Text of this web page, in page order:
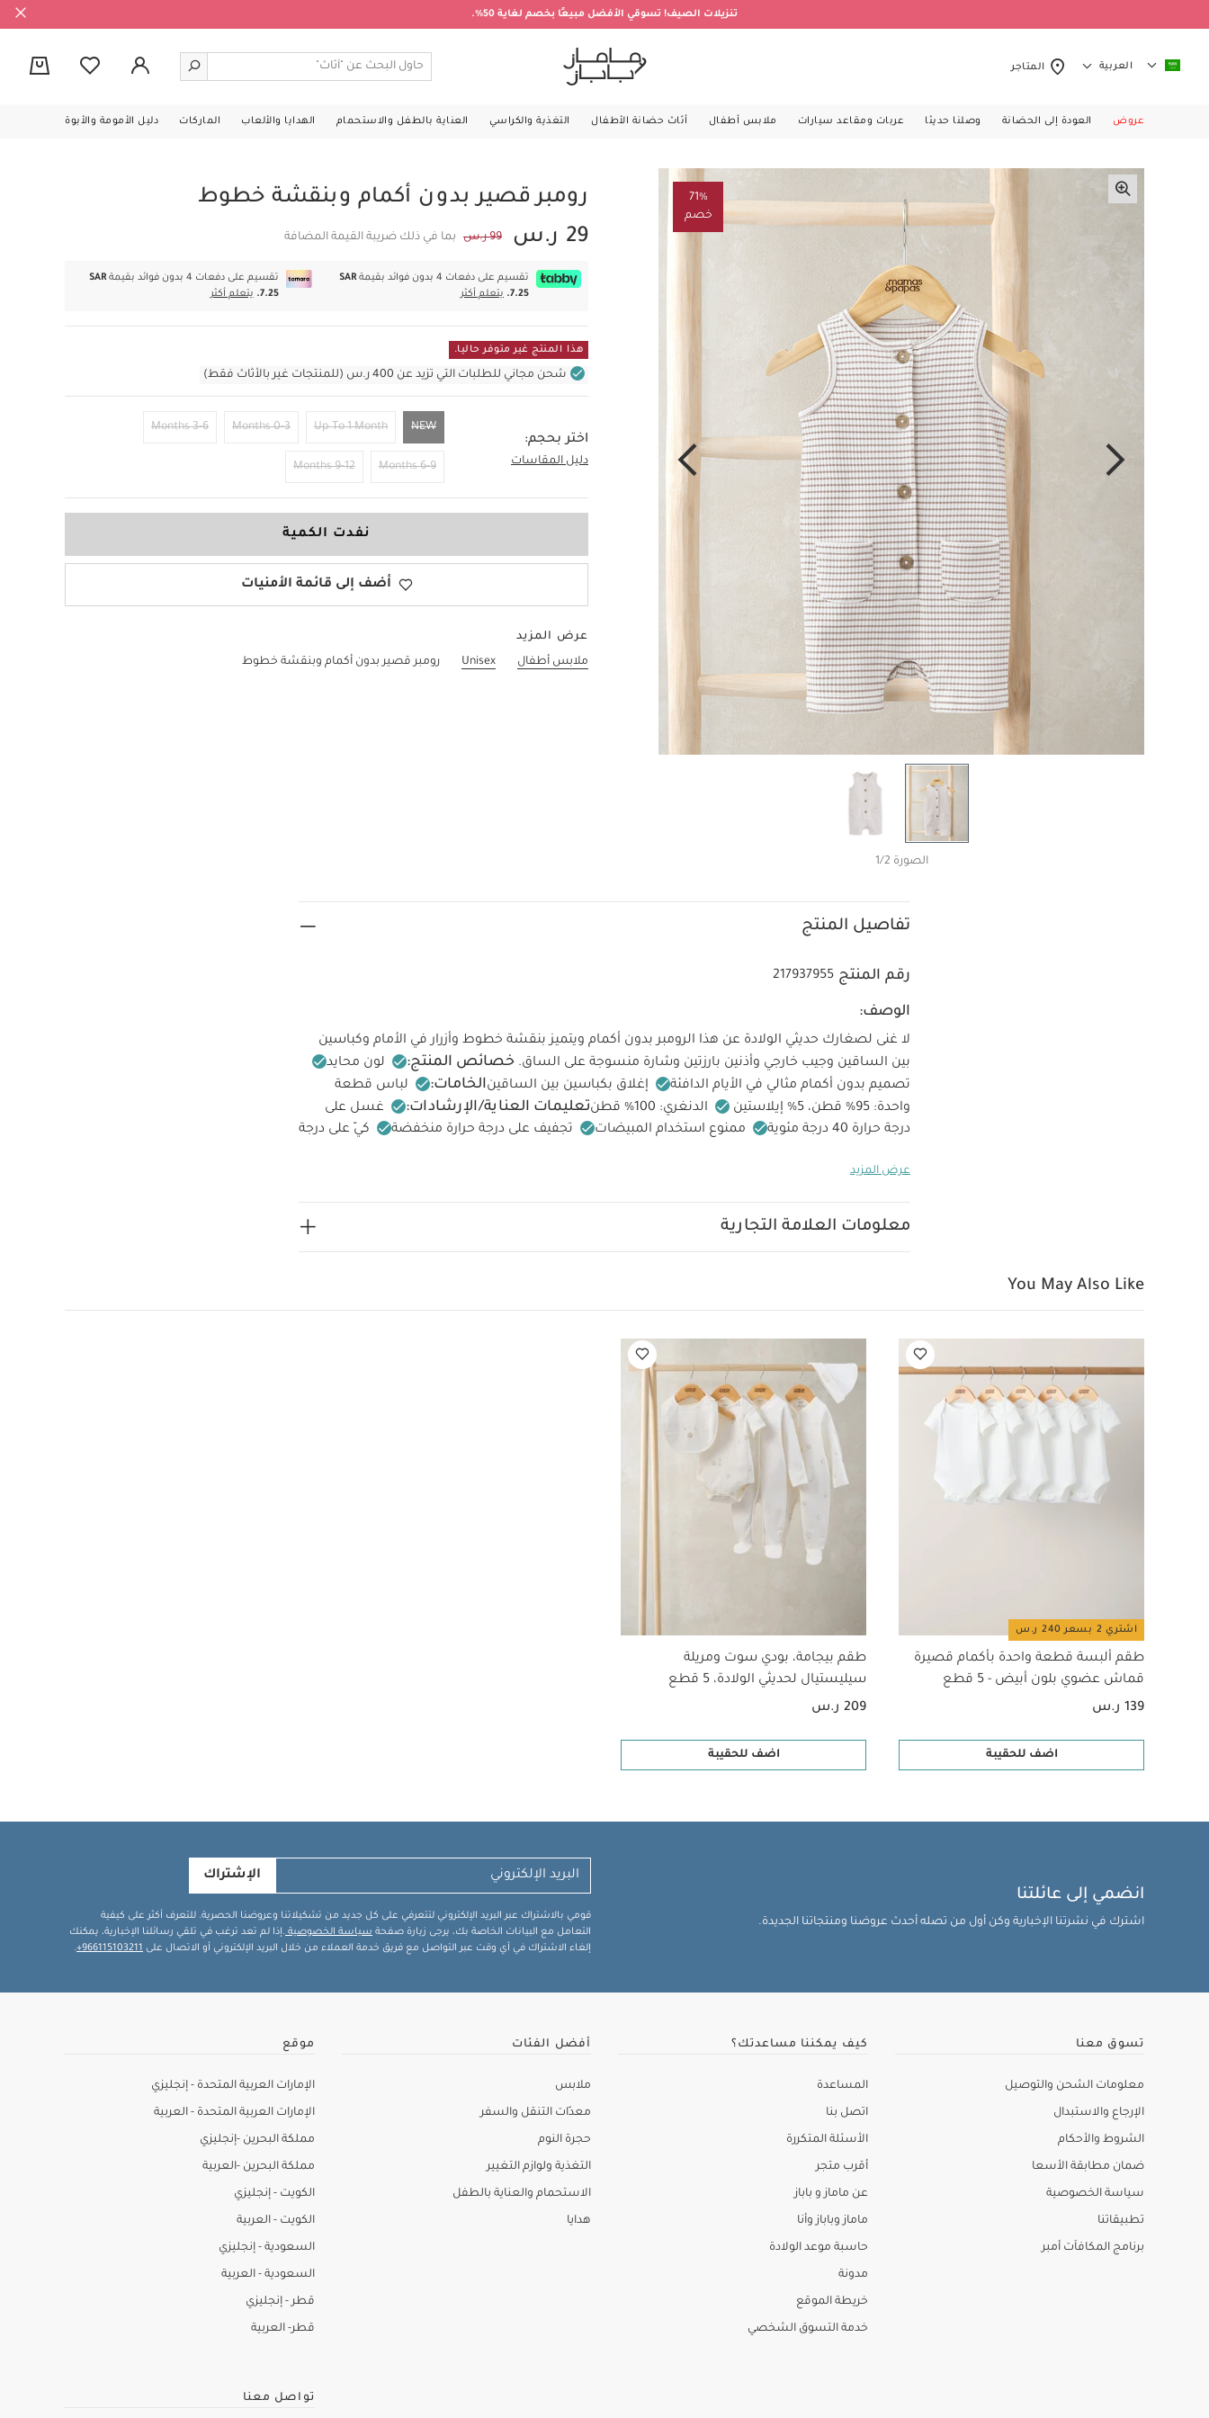
تنزيلات الصيف! تسوقي الأفضل مبيعًا بخصم لغاية 50%.
العربية المتاجر
عروض العودة إلى الحضانة وصلنا حديثا عربات ومقاعد سيارات ملابس أطفال أثاث حضانة الأطفال التغذية والكراسي العناية بالطفل والاستحمام الهدايا والألعاب الماركات دليل الأمومة والأبوة
71%
خصم
الصورة 1/2
رومبر قصير بدون أكمام وبنقشة خطوط
29 ر.س
99 ر.س بما في ذلك ضريبة القيمة المضافة
تقسيم على دفعات 4 بدون فوائد بقيمة
SAR
7.25.
يتعلم أكثر
تقسيم على دفعات 4 بدون فوائد بقيمة
SAR
7.25.
يتعلم أكثر
هذا المنتج غير متوفر حاليا.
شحن مجاني للطلبات التي تزيد عن 400 ر.س (للمنتجات غير بالأثاث فقط)
اختر بحجم:
دليل المقاسات
NEW
Up To 1 Month
0-3 Months
3-6 Months
6-9 Months
9-12 Months NEW
نفدت الكمية
أضف إلى قائمة الأمنيات
عرض المزيد
ملابس أطفال
Unisex رومبر قصير بدون أكمام وبنقشة خطوط
تفاصيل المنتج
رقم المنتج 217937955
الوصف:
لا غنى لصغارك حديثي الولادة عن هذا الرومبر بدون أكمام ويتميز بنقشة خطوط وأزرار في الأمام وكباسين
بين الساقين وجيب خارجي وأذنين بارزتين وشارة منسوجة على الساق. خصائص المنتج:
لون محايد
تصميم بدون أكمام مثالي في الأيام الدافئة
إغلاق بكباسين بين الساقينالخامات:
لباس قطعة
واحدة: 95% قطن، 5% إيلاستين
الدنغري: 100% قطن تعليمات العناية/الإرشادات:
غسل على
درجة حرارة 40 درجة مئوية
ممنوع استخدام المبيضات تجفيف على درجة حرارة منخفضة
كيّ على درجة
يعجبك أيضاً:
عرض المزيد
معلومات العلامة التجارية
You May Also Like
اشتري 2 بسعر 240 ر.س
طقم ألبسة قطعة واحدة بأكمام قصيرة
قماش عضوي بلون أبيض - 5 قطع
139 ر.س
اضف للحقيبة
طقم بيجامة، بودي سوت ومريلة
سيليستيال لحديثي الولادة، 5 قطع
209 ر.س
اضف للحقيبة
انضمي إلى عائلتنا
اشترك في نشرتنا الإخبارية وكن أول من تصله أحدث عروضنا ومنتجاتنا الجديدة.
الإشتراك
قومي بالاشتراك عبر البريد الإلكتروني لتتعرفي على كل جديد من تشكيلاتنا وعروضنا الحصرية. للتعرف أكثر على كيفية
التعامل مع البيانات الخاصة بك، يرجى زيارة صفحة سياسة الخصوصية .إذا لم تعد ترغب في تلقي رسائلنا الإخبارية، يمكنك
إلغاء الاشتراك في أي وقت عبر التواصل مع فريق خدمة العملاء من خلال البريد الإلكتروني أو الاتصال على 966115103211+
.
تسوق معنا
معلومات الشحن والتوصيل
الإرجاع والاستبدال
الشروط والأحكام
ضمان مطابقة الأسعا
سياسة الخصوصية
تطبيقاتنا
برنامج المكافآت أمبر
كيف يمكننا مساعدتك؟
المساعدة
اتصل بنا
الأسئلة المتكررة
أقرب متجر
عن ماماز و باباز
ماماز وباباز وأنا
حاسبة موعد الولادة
مدونة
خريطة الموقع
خدمة التسوق الشخصي
أفضل الفئات
ملابس
معدّات التنقل والسفر
حجرة النوم
التغذية ولوازم التغيير
الاستحمام والعناية بالطفل
هدايا
موقع
الإمارات العربية المتحدة - إنجليزي
الإمارات العربية المتحدة - العربية
مملكة البحرين -إنجليزي
مملكة البحرين -العربية
الكويت - إنجليزي
الكويت - العربية
السعودية - إنجليزي
السعودية - العربية
قطر - إنجليزي
قطر- العربية
تواصل معنا